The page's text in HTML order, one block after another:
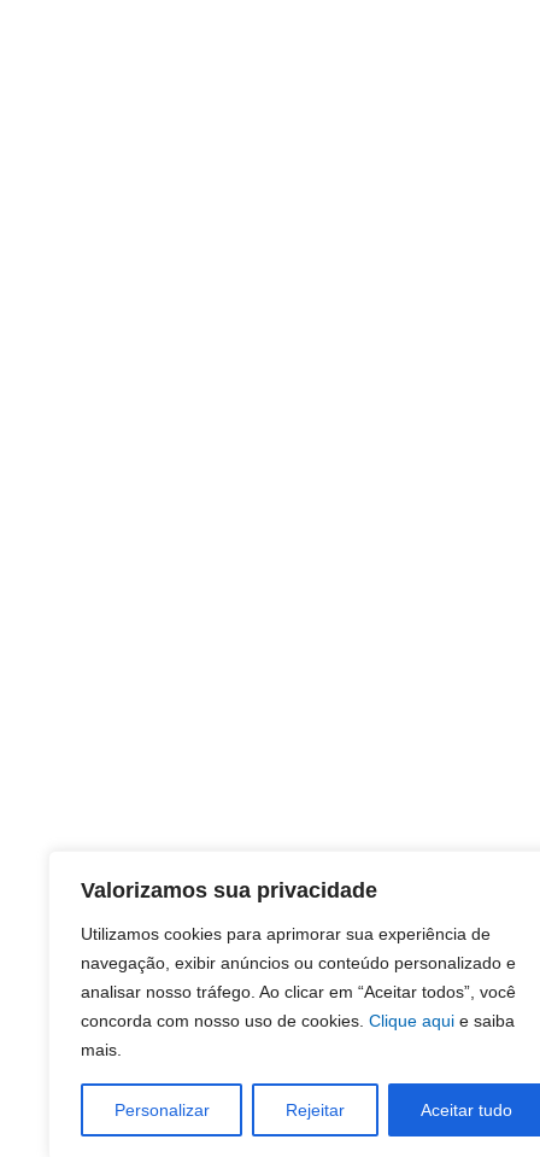
Valorizamos sua privacidade
Utilizamos cookies para aprimorar sua experiência de
navegação, exibir anúncios ou conteúdo personalizado e
analisar nosso tráfego. Ao clicar em “Aceitar todos”, você
concorda com nosso uso de cookies. Clique aqui e saiba
mais.
Personalizar Rejeitar Aceitar tudo